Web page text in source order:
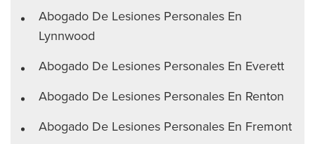
Abogado De Lesiones Personales En
Lynnwood
Abogado De Lesiones Personales En Everett
Abogado De Lesiones Personales En Renton
Abogado De Lesiones Personales En Fremont